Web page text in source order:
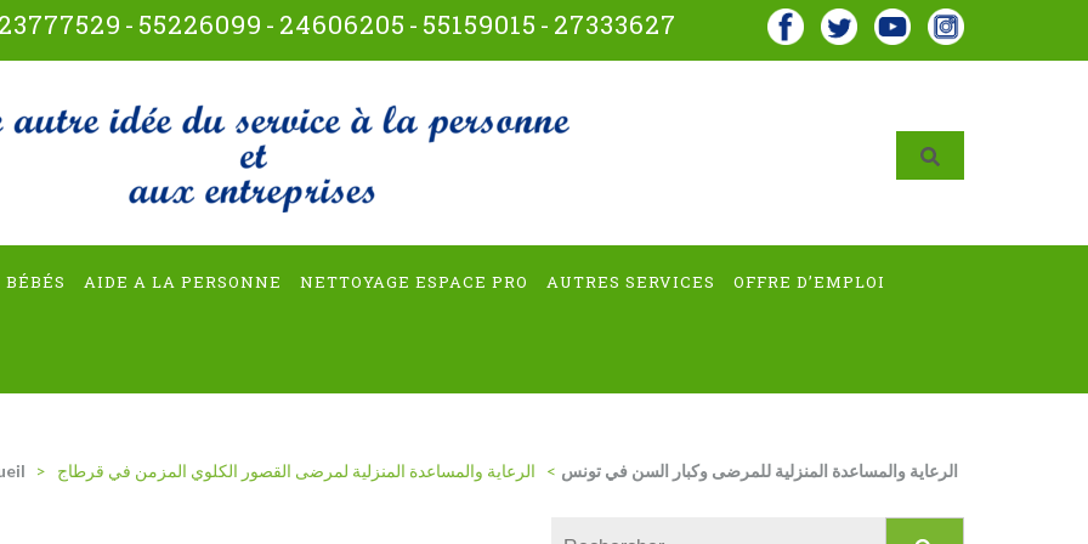
23777529 - 55226099 - 24606205 - 55159015 - 27333627
multiservices
BÉBÉS AIDE A LA PERSONNE NETTOYAGE ESPACE PRO AUTRES SERVICES OFFRE D’EMPLOI
> الرعاية والمساعدة المنزلية للمرضى وكبار السن في تونس > الرعاية والمساعدة المنزلية لمرضى القصور الكلوي المزمن في قرطاج
Rechercher :